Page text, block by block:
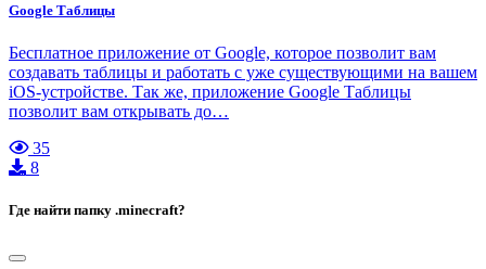
Google Таблицы
Бесплатное приложение от Google, которое позволит вам
создавать таблицы и работать с уже существующими на вашем
iOS-устройстве. Так же, приложение Google Таблицы
позволит вам открывать до…
35
8
Где найти папку .minecraft?